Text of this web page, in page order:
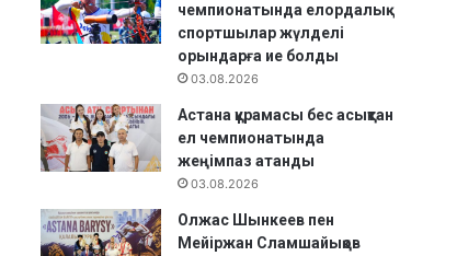
чемпионатында елордалық
спортшылар жүлделі
орындарға ие болды
03.08.2026
Астана құрамасы бес асықтан
ел чемпионатында
жеңімпаз атанды
03.08.2026
Олжас Шынкеев пен
Мейіржан Сламшайықов